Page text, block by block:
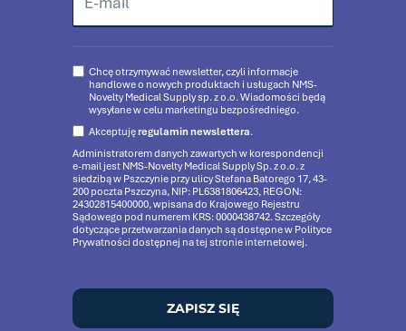
Chcę otrzymywać newsletter, czyli informacje
handlowe o nowych produktach i usługach NMS-
Novelty Medical Supply sp. z o.o. Wiadomości będą
wysyłane w celu marketingu bezpośredniego.
Akceptujęregulamin newslettera.
Administratorem danych zawartych w korespondencji
e-mail jest NMS-Novelty Medical Supply Sp. z o.o. z
siedzibą w Pszczynie przy ulicy Stefana Batorego 17, 43-
200 poczta Pszczyna, NIP: PL6381806423, REGON:
24302815400000, wpisana do Krajowego Rejestru
Sądowego pod numerem KRS: 0000438742. Szczegóły
dotyczące przetwarzania danych są dostępne w Polityce
Prywatności dostępnej na tej stronie internetowej.
ZAPISZ SIĘ